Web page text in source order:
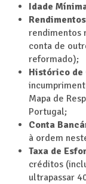
Idade
rendimentos
conta de
reformado);
Histórico de
Mapa de
Portugal;
Conta
à ordem
Taxa de
créditos
ultrapassar